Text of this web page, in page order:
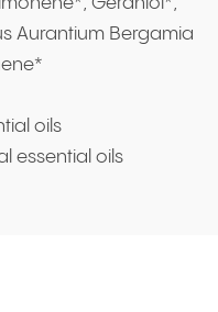
Aurantium Bergamia
oils
essential oils